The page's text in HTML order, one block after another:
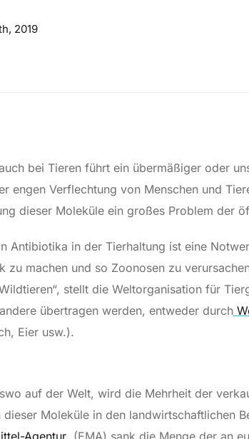
2019
bei Tieren führt ein übermäßiger oder
engen Verflechtung von Menschen und
dieser Moleküle ein großes Problem der
Antibiotika in der Tierhaltung ist eine
zu machen und so Zoonosen zu
stellt die Weltorganisation für
übertragen werden, entweder durch
Eier usw.).
auf der Welt, wird die Mehrheit der
Moleküle in den landwirtschaftlichen
Agentur (EMA) sank die Menge der an